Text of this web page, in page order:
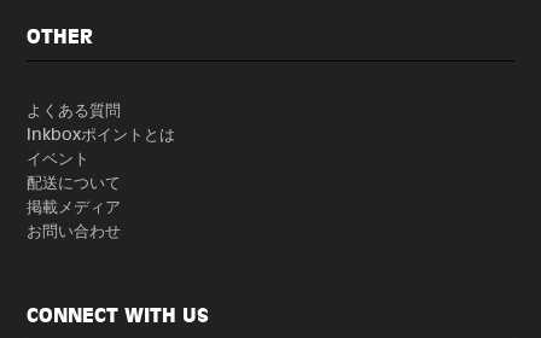
OTHER
よくある質問
Inkboxポイントとは
イベント
配送について
掲載メディア
お問い合わせ
CONNECT WITH US